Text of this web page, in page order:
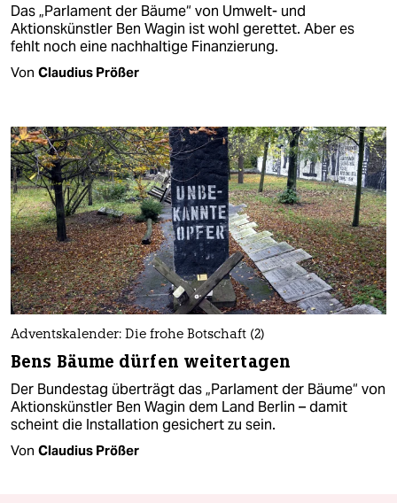
Das „Parlament der Bäume“ von Umwelt- und
Aktionskünstler Ben Wagin ist wohl gerettet. Aber es
fehlt noch eine nachhaltige Finanzierung.
Von Claudius Prößer
Adventskalender: Die frohe Botschaft (2)
Bens Bäume dürfen weitertagen
Der Bundestag überträgt das „Parlament der Bäume“ von
Aktionskünstler Ben Wagin dem Land Berlin – damit
scheint die Installation gesichert zu sein.
Von Claudius Prößer